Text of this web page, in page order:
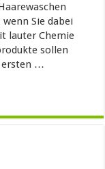
Sie dabei
lauter Chemie
sollen
ersten …